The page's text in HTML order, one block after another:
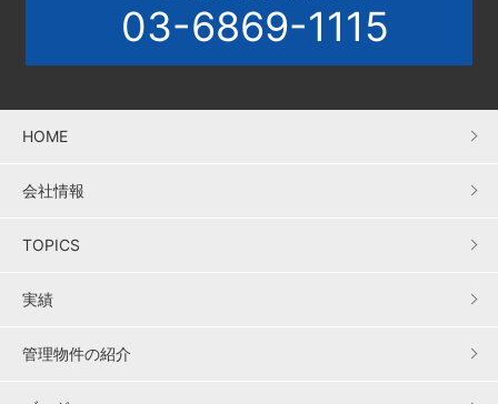
03-6869-1115
HOME
会社情報
TOPICS
実績
管理物件の紹介